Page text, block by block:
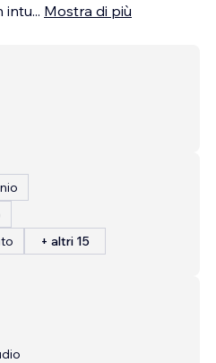
intu... Mostra di più
+ altri 15